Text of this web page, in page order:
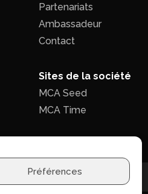
Préférences
Partenariats
Ambassadeur
Contact
Sites de la société
MCA Seed
MCA Time